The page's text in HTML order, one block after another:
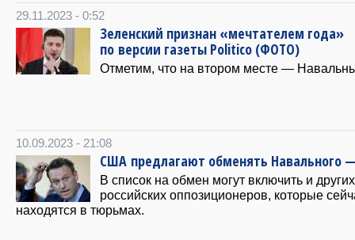
29.11.2023 - 0:52
Зеленский признан «мечтателем года»
по версии газеты Politico (ФОТО)
Отметим, что на втором месте —
10.09.2023 - 21:08
США предлагают обменять Навального —
В список на обмен могут включить и других
российских оппозиционеров, которые
находятся в тюрьмах.